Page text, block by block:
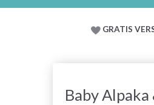
GRATIS
Baby Alpaka